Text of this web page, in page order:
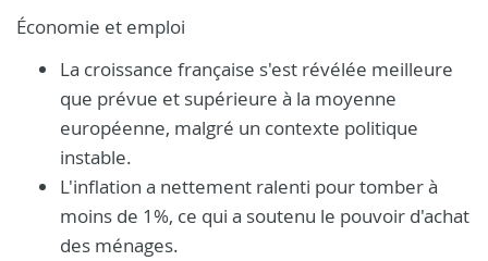
Économie et emploi
La croissance française s'est révélée meilleure
que prévue et supérieure à la moyenne
européenne, malgré un contexte politique
instable.
​L'inflation a nettement ralenti pour tomber à
moins de 1%, ce qui a soutenu le pouvoir d'achat
des ménages.